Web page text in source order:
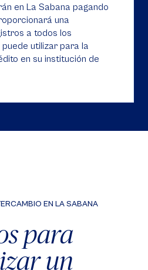
en La Sabana pagando
una
a todos los
utilizar para la
en su institución de
EN LA SABANA
para
un